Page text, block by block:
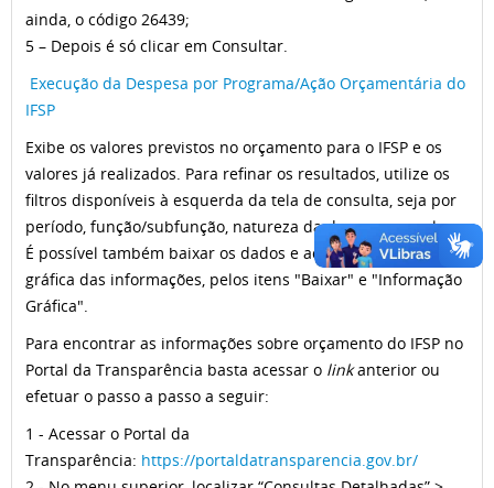
ainda, o código 26439;
5 – Depois é só clicar em Consultar.
Execução da Despesa por Programa/Ação Orçamentária do
IFSP
Exibe os valores previstos no orçamento para o IFSP e os
valores já realizados. Para refinar os resultados, utilize os
filtros disponíveis à esquerda da tela de consulta, seja por
período, função/subfunção, natureza da despesa ou valor.
É possível também baixar os dados e acessar visualização
gráfica das informações, pelos itens "Baixar" e "Informação
Gráfica".
Para encontrar as informações sobre orçamento do IFSP no
Portal da Transparência basta acessar o linkanterior ou
efetuar o passo a passo a seguir:
1 - Acessar o Portal da
Transparência: https://portaldatransparencia.gov.br/